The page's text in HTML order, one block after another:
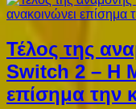
Τέλος της
Switch 2 – Η
επίσημα την